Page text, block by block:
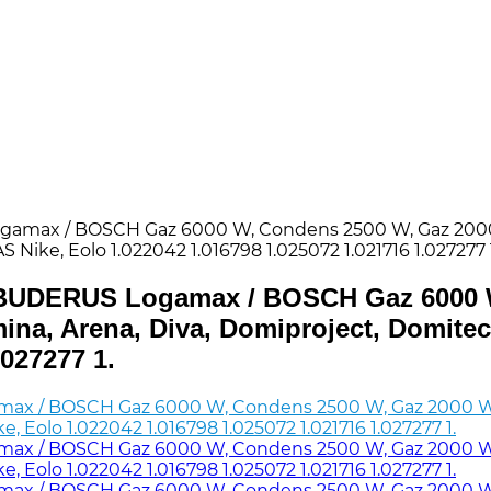
/ BOSCH Gaz 6000 W, Condens 2500 W, Gaz
Eolo 1.022042 1.016798 1.025072 1.021716 1.027277
Logamax / BOSCH Gaz 6000
Arena, Diva, Domiproject,
1.